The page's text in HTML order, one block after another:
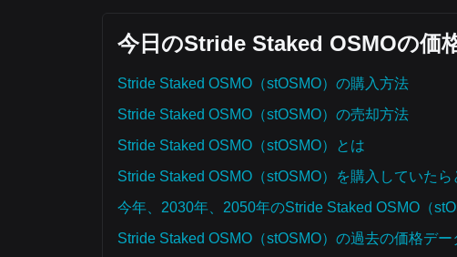
今日のStride Staked OSMOの価
Stride Staked OSMO（stOSMO）の購入方法
Stride Staked OSMO（stOSMO）の売却方法
Stride Staked OSMO（stOSMO）とは
Stride Staked OSMO（stOSMO）を購入していた
今年、2030年、2050年のStride Staked OSMO（
Stride Staked OSMO（stOSMO）の過去の価格デ